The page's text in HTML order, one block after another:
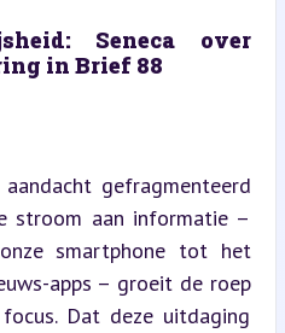
Seneca over
in Brief 88
gefragmenteerd
stroom aan informatie –
smartphone tot het
apps – groeit de roep
Dat deze uitdaging